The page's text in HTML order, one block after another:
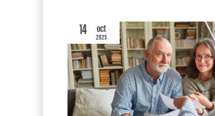
14 oct
2025